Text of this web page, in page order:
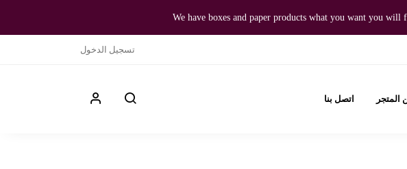
We have boxes and paper products what you want you
تسجيل الدخول
المتجر اتصل بنا